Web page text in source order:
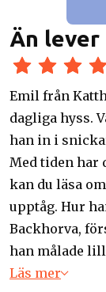
Än lever
Emil från
dagliga hyss.
han in i
Med tiden har
kan du läsa
upptåg. Hur
Backhorva,
han målade
gången han
Läs mer